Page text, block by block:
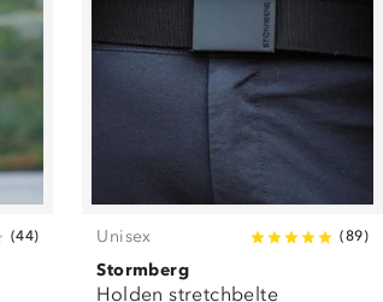
(44) Unisex (89)
Stormberg
Holden stretchbelte